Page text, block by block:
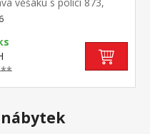
875 rozměr věšáku s
20 × 121 cm rozměr
× 38 × 48 cm rozměr
× 3 × 120 cm
**